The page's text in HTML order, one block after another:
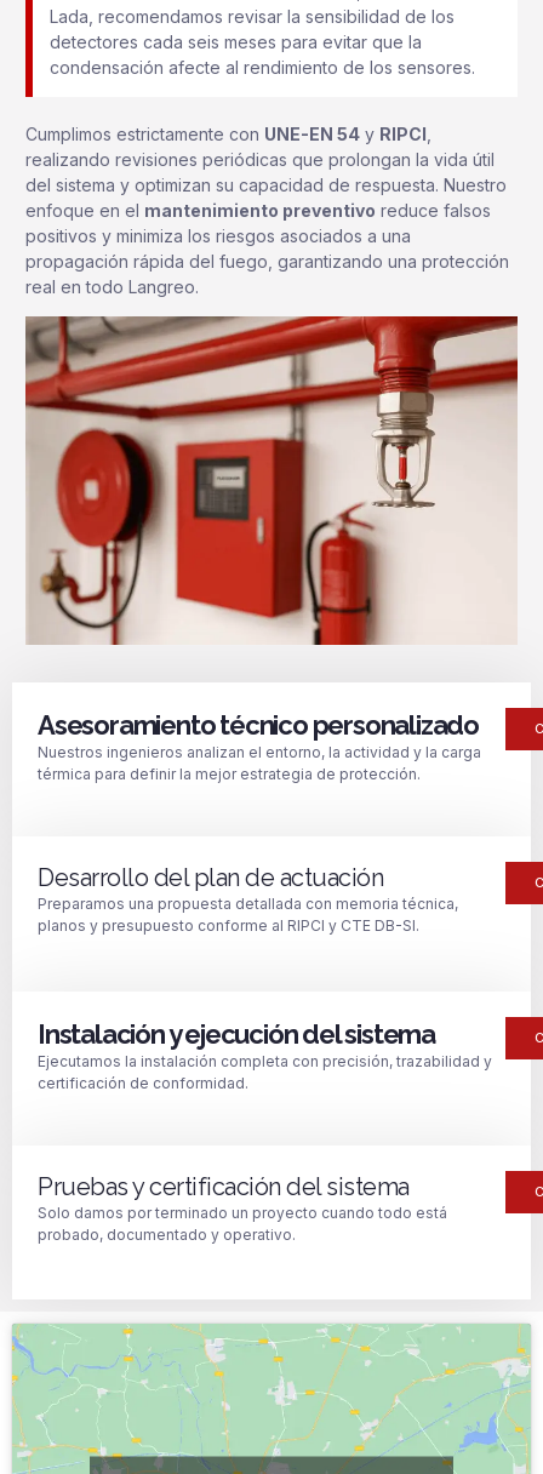
Lada, recomendamos revisar la sensibilidad de los
detectores cada seis meses para evitar que la
condensación afecte al rendimiento de los sensores.
Cumplimos estrictamente con UNE-EN 54 y RIPCI
realizando revisiones periódicas que prolongan la vida útil
del sistema y optimizan su capacidad de respuesta. Nuestro
enfoque en el mantenimiento preventivo reduce falsos
positivos y minimiza los riesgos asociados a una
propagación rápida del fuego, garantizando una protección
real en todo Langreo.
Asesoramiento técnico personalizado
Nuestros ingenieros analizan el entorno, la actividad y la carga
térmica para definir la mejor estrategia de protección.
Desarrollo del plan de actuación
Preparamos una propuesta detallada con memoria técnica,
planos y presupuesto conforme al RIPCI y CTE DB-SI.
Instalación y ejecución del sistema
Ejecutamos la instalación completa con precisión, trazabilidad y
certificación de conformidad.
Pruebas y certificación del sistema
Solo damos por terminado un proyecto cuando todo está
probado, documentado y operativo.